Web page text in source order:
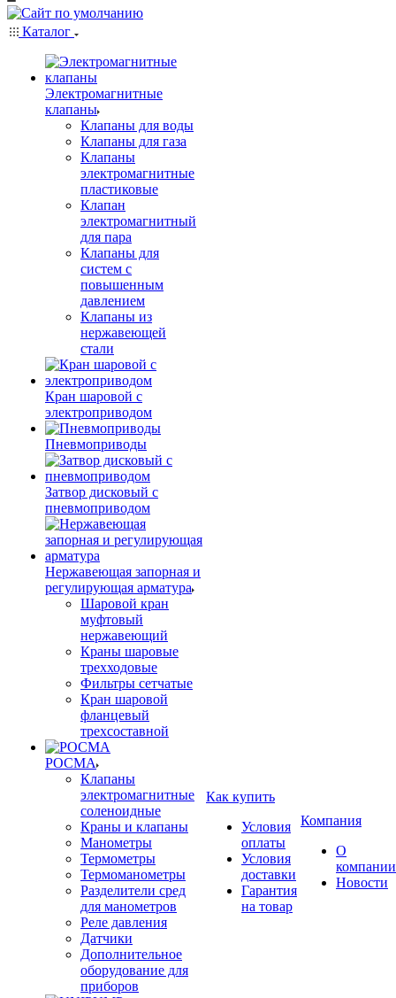
Каталог
Электромагнитные
клапаны
Клапаны для воды
Клапаны для газа
Клапаны
электромагнитные
пластиковые
Клапан
электромагнитный
для пара
Клапаны для
систем с
повышенным
давлением
Клапаны из
нержавеющей
стали
Кран шаровой с
электроприводом
Пневмоприводы
Затвор дисковый с
пневмоприводом
Нержавеющая запорная и
регулирующая арматура
Шаровой кран
муфтовый
нержавеющий
Краны шаровые
трехходовые
Фильтры сетчатые
Кран шаровой
фланцевый
трехсоставной
РОСМА
Клапаны
электромагнитные
соленоидные
Краны и клапаны
Манометры
Термометры
Термоманометры
Разделители сред
для манометров
Реле давления
Датчики
Дополнительное
оборудование для
приборов
Как купить
Условия
оплаты
Условия
доставки
Гарантия
на товар
Компания
О
компании
Новости